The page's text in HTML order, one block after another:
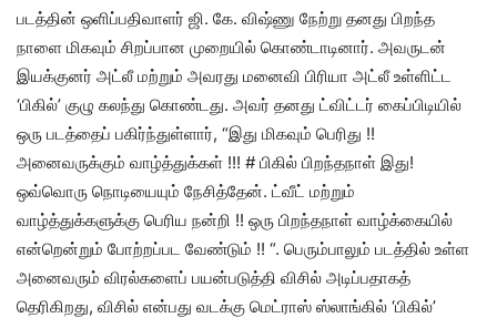
படத்தின் ஒளிப்பதிவாளர் ஜி. கே. விஷ்ணு நேற்று தனது பிறந்த
நாளை மிகவும் சிறப்பான முறையில் கொண்டாடினார். அவருடன்
இயக்குனர் அட்லீ மற்றும் அவரது மனைவி பிரியா அட்லீ உள்ளிட்ட
‘பிகில்’ குழு கலந்து கொண்டது. அவர் தனது ட்விட்டர் கைப்பிடியில்
ஒரு படத்தைப் பகிர்ந்துள்ளார், “இது மிகவும் பெரிது !!
அனைவருக்கும் வாழ்த்துக்கள் !!! # பிகில் பிறந்தநாள் இது!
ஒவ்வொரு நொடியையும் நேசித்தேன். ட்வீட் மற்றும்
வாழ்த்துக்களுக்கு பெரிய நன்றி !! ஒரு பிறந்தநாள் வாழ்க்கையில்
என்றென்றும் போற்றப்பட வேண்டும் !! “. பெரும்பாலும் படத்தில் உள்ள
அனைவரும் விரல்களைப் பயன்படுத்தி விசில் அடிப்பதாகத்
தெரிகிறது, விசில் என்பது வடக்கு மெட்ராஸ் ஸ்லாங்கில் ‘பிகில்’